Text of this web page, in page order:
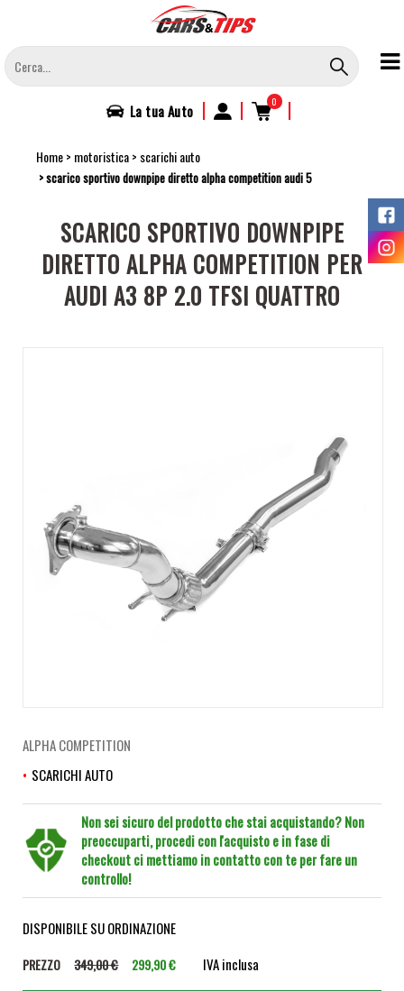
contenuto
principale
La tuaAuto | | 0 |
Home motoristica scarichi auto
scarico sportivo downpipe diretto alpha competition audi 5
SCARICO SPORTIVO DOWNPIPE
DIRETTO ALPHA COMPETITION PER
AUDI A3 8P 2.0 TFSI QUATTRO
ALPHA COMPETITION
SCARICHI AUTO
Non sei sicuro del prodotto che stai acquistando? Non
preoccuparti, procedi con l'acquisto e in fase di
checkout ci mettiamo in contatto con te per fare un
controllo!
DISPONIBILE SU ORDINAZIONE
PREZZO 349,00 € 299,90 € IVA inclusa